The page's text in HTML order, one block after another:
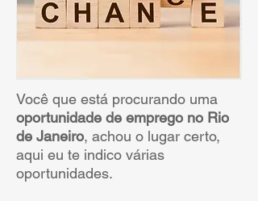
Você que está procurando uma
oportunidade de emprego no Rio
de Janeiro, achou o lugar certo,
aqui eu te indico várias
oportunidades.